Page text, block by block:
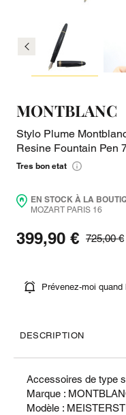
MONTBLANC
Stylo Plume
Resine Fountain Pen
Tres bon etat
EN STOCK À LA
MOZART PARIS 16
399,90 € 725,00 €
Prévenez-moi
DESCRIPTION
Accessoires de type
Marque :
Modèle :